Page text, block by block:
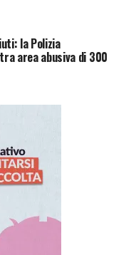
la Polizia
area abusiva di 300